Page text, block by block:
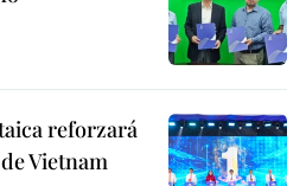
reforzará
Vietnam